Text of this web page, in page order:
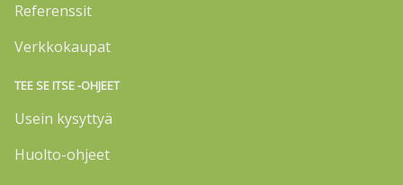
Referenssit
Verkkokaupat
TEE SE ITSE -OHJEET
Usein kysyttyä
Huolto-ohjeet